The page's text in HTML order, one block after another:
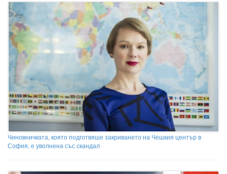
Чиновничката, която подготвяше закриването на Чешкия център в
София, е уволнена със скандал